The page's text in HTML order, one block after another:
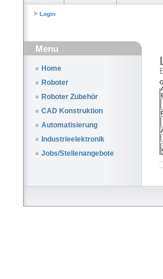
Login
Menu
Home
Roboter
Roboter Zubehör
CAD Konstruktion
Automatisierung
Industrieelektronik
Jobs/Stellenangebote